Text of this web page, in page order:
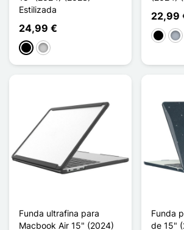
Estilizada
24,99 €
NegroTransparente
22,99
NegroGris
Funda ultrafina para
Macbook Air 15" (2024)
Funda
de 15"